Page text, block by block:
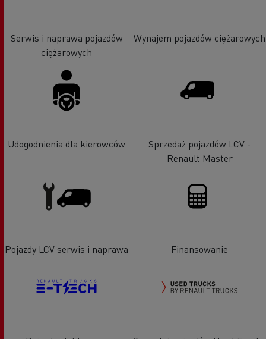
Serwis i naprawa pojazdów
ciężarowych
Wynajem pojazdów ciężarowych
Udogodnienia dla kierowców
Sprzedaż pojazdów LCV -
Renault Master
Pojazdy LCV serwis i naprawa Finansowanie